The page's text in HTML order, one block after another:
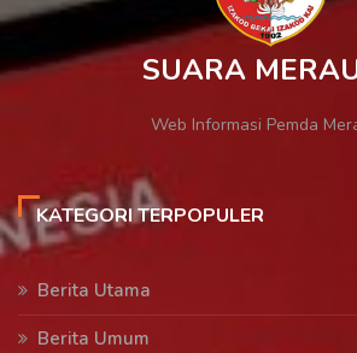
SUARA
Web Informasi Pemda
KATEGORI TERPOPULER
Berita Utama
Berita Umum